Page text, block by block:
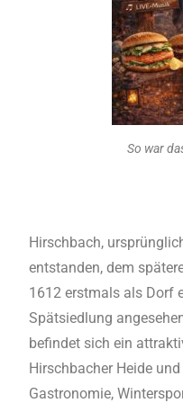
So war
Hirschbach,
entstanden, dem
1612 erstmals als Dorf
Spätsiedlung
befindet sich ein
Hirschbacher Heide
Gastronomie,